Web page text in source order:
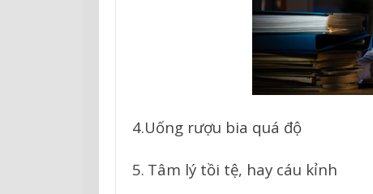
4.Uống rượu bia quá độ
5. Tâm lý tồi tệ, hay cáu kỉnh